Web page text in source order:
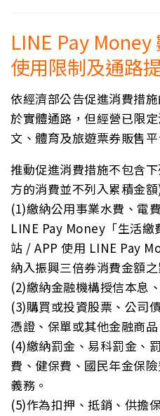
LINE Pay
使用限制及通路
依經濟部公告促進消費措
於實體通路，但經營已限
文、體育及旅遊票券販售平
推動促進消費措施不包含
方的消費並不列入累積金額
(1)繳納公用事業水費、電
LINE Pay Money「生活繳
站 / APP 使用 LINE Pay
納入振興三倍券消費金額之
(2)繳納金融機構授信本息
(3)購買或投資股票、公司
憑證、保單或其他金融商品
(4)繳納罰金、易科罰金、
費、健保費、國民年金保
義務。
(5)作為扣押、抵銷、供擔